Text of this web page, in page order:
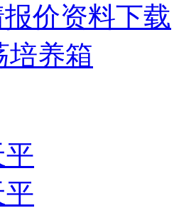
价资料下载
培养箱
平